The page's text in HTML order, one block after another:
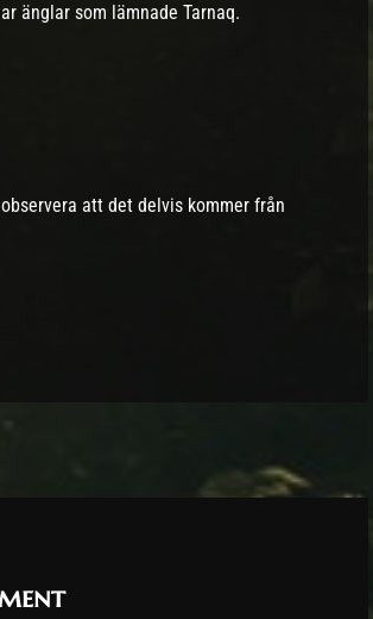
änglar som lämnade Tarnaq.
att det delvis kommer från